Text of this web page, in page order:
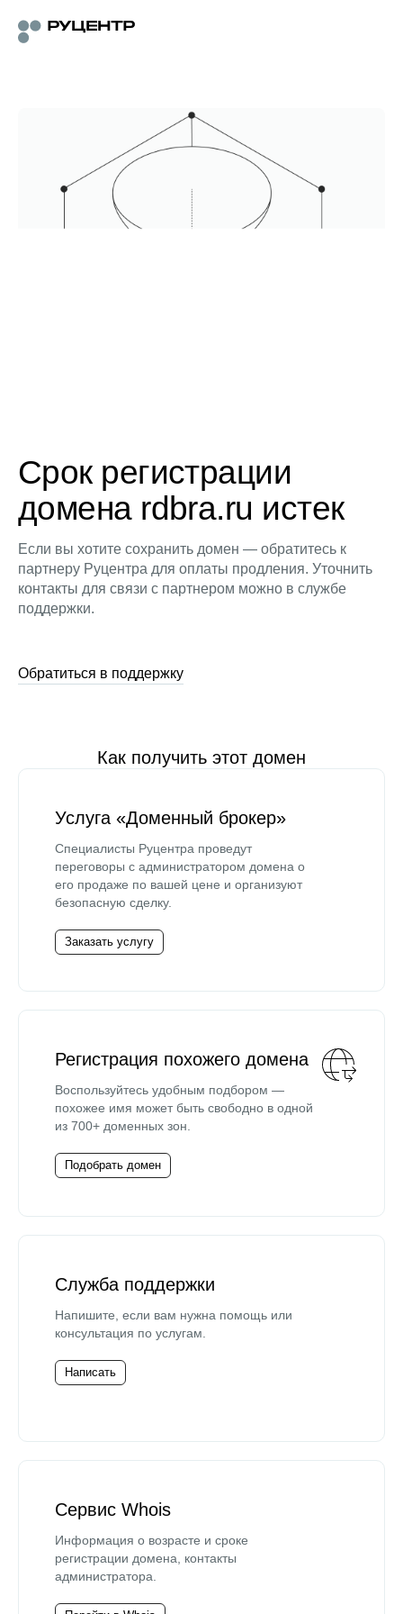
Срок регистрации
домена rdbra.ru истек
Если вы хотите сохранить домен — обратитесь к
партнеру Руцентра для оплаты продления. Уточнить
контакты для связи с партнером можно в службе
поддержки.
Обратиться в поддержку
Как получить этот домен
Услуга «Доменный брокер»
Специалисты Руцентра проведут
переговоры с администратором домена о
его продаже по вашей цене и организуют
безопасную сделку.
Заказать услугу
Регистрация похожего домена
Воспользуйтесь удобным подбором —
похожее имя может быть свободно в одной
из 700+ доменных зон.
Подобрать домен
Служба поддержки
Напишите, если вам нужна помощь или
консультация по услугам.
Написать
Сервис Whois
Информация о возрасте и сроке
регистрации домена, контакты
администратора.